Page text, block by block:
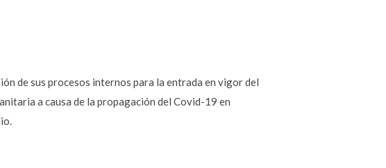
de sus procesos internos para la entrada en vigor del
a causa de la propagación del Covid-19 en